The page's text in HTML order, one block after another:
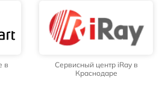
в
Сервисный центр iRay в
Краснодаре